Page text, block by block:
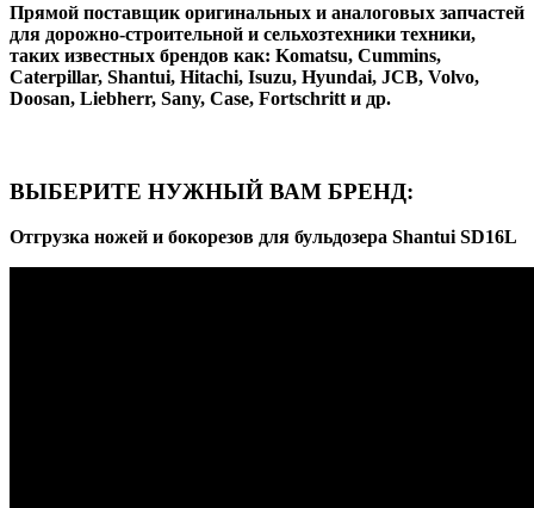
Прямой поставщик оригинальных и аналоговых запчастей
для дорожно-строительной и сельхозтехники техники,
таких известных брендов как: Komatsu, Cummins,
Caterpillar, Shantui, Hitachi, Isuzu, Hyundai, JCB, Volvo,
Doosan, Liebherr, Sany, Case, Fortschritt и др.
ВЫБЕРИТЕ НУЖНЫЙ ВАМ БРЕНД:
Отгрузка ножей и бокорезов для бульдозера Shantui SD16L